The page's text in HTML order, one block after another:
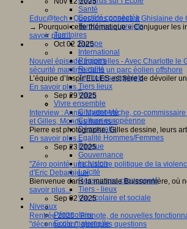
Santé
Société connectée
Territoires et projets
Territoires
Europe
International
Régions
Ruralité
Territoires et projets
Tiers lieux
Villes
Vivre ensemble
Citoyenneté
Culture européenne
Démocratie
Egalité Hommes/Femmes
Ethique
Gouvernance
Inclusion
Laïcité
Ressources citoyenneté
Tiers - lieux
Vie scolaire et sociale
Niveaux
Périscolaire
Ecole maternelle
Educ@tech : Questions posées à Ghislaine de
→ Pourquoi cette thématique « Conjuguer les
savoir plus...
Oct 02 2025
Nouvel épisode Inspir'elles - Avec Charlotte le
sécurité maritime dans un parc éolien offshore
L’équipe d’Inspir’ELLES est fière de dévoiler
En savoir plus...
Sep 29 2025
Interview : Annie Madet-Vache, co-
et Gilles, Mondes marins »
Pierre est photographe, Gilles dessine, leurs
En savoir plus...
Sep 23 2025
"Zéro pointé, une histoire politique de la
d'Eric Debarbieux
Bienvenue dans la matinale Buissonnière, où
savoir plus...
Sep 02 2025
Rentrée 2025 : Pronote, de nouvelles
"déconnexion", quelques questions